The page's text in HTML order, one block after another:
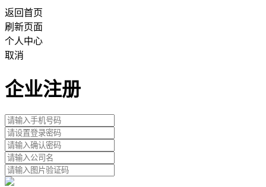
返回首页
刷新页面
个人中心
取消
企业注册